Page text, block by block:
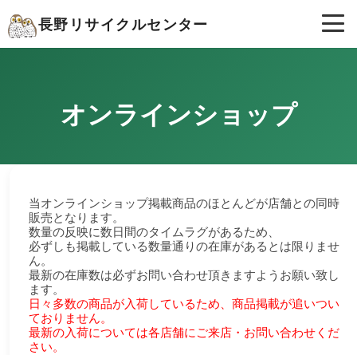
長野リサイクルセンター
オンラインショップ
当オンラインショップ掲載商品のほとんどが店舗との同時
販売となります。
数量の反映に数日間のタイムラグがあるため、
必ずしも掲載している数量通りの在庫があるとは限りませ
ん。
最新の在庫数は必ずお問い合わせ頂きますようお願い致し
ます。
日々多数の商品が入荷しているため、商品掲載が追いつい
ておりません。
最新の入荷については各店舗にご来店・お問い合わせくだ
さい。